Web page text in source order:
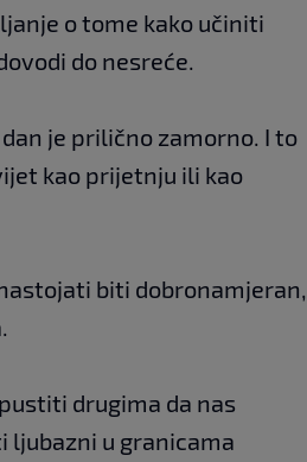
o tome kako učiniti
do nesreće.
je prilično zamorno. I to
kao prijetnju ili kao
biti dobronamjeran,
drugima da nas
ljubazni u granicama